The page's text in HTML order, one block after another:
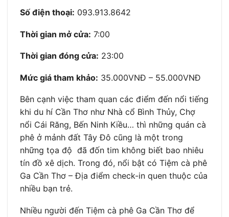
Số điện thoại: 093.913.8642
Thời gian mở cửa: 7:00
Thời gian đóng cửa: 23:00
Mức giá tham khảo: 35.000VNĐ – 55.000VNĐ
Bên cạnh việc tham quan các điểm đến nổi tiếng
khi du hí Cần Thơ như Nhà cổ Bình Thủy, Chợ
nổi Cái Răng, Bến Ninh Kiều… thì những quán cà
phê ở mảnh đất Tây Đô cũng là một trong
những tọa độ đã đốn tim không biết bao nhiêu
tín đồ xê dịch. Trong đó, nổi bật có Tiệm cà phê
Ga Cần Thơ – Địa điểm check-in quen thuộc của
nhiều bạn trẻ.
Nhiều người đến Tiệm cà phê Ga Cần Thơ để